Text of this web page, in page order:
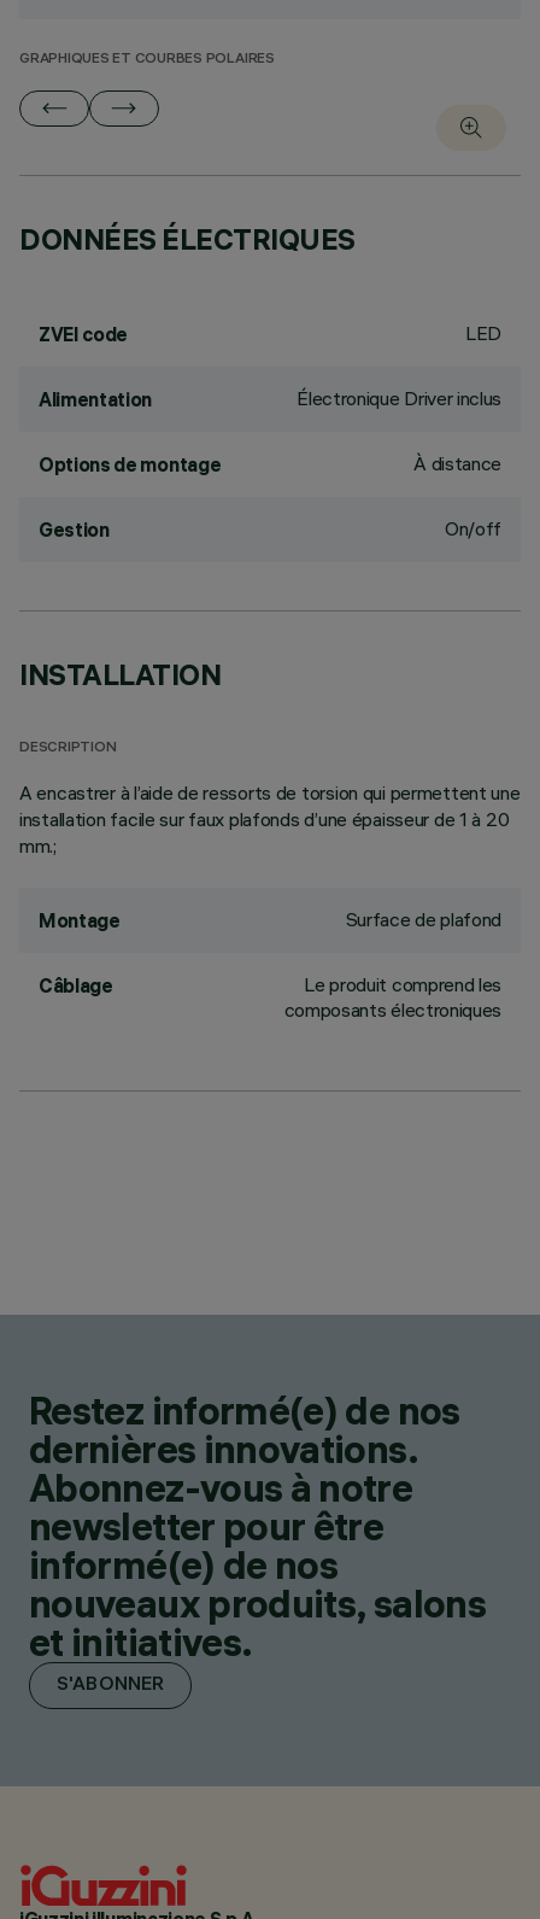
GRAPHIQUES ET COURBES POLAIRES
DONNÉES ÉLECTRIQUES
ZVEI code LED
Alimentation Électronique Driver inclus
Options de montage À distance
Gestion On/off
INSTALLATION
DESCRIPTION
A encastrer à l’aide de ressorts de torsion qui permettent une
installation facile sur faux plafonds d’une épaisseur de 1 à 20
mm.;
Montage Surface de plafond
Câblage
Le produit comprend les
composants électroniques
Restez informé(e) de nos
dernières innovations.
Abonnez-vous à notre
newsletter pour être
informé(e) de nos
nouveaux produits, salons
et initiatives.
S'ABONNER